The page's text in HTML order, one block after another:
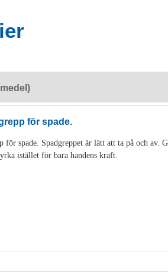
för spade.
för spade. Spadgreppet är lätt att ta på och av.
istället för bara handens kraft.